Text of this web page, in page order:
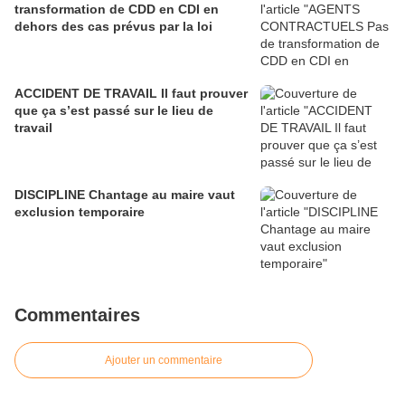
transformation de CDD en CDI en
dehors des cas prévus par la loi
ACCIDENT DE TRAVAIL Il faut prouver
que ça s’est passé sur le lieu de
travail
DISCIPLINE Chantage au maire vaut
exclusion temporaire
Commentaires
Ajouter un commentaire